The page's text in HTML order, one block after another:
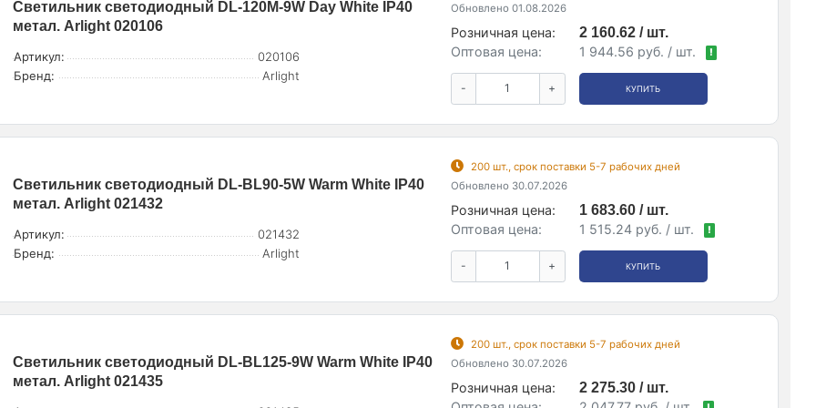
Светильник светодиодный DL-120M-9W Day White IP40
метал. Arlight 020106
Артикул:
020106
Бренд:
Arlight
Обновлено 01.08.2026
Розничная цена:
2 160.62 / шт.
Оптовая цена:
1 944.56 руб. / шт. !
- + КУПИТЬ
Светильник светодиодный DL-BL90-5W Warm White IP40
метал. Arlight 021432
Артикул:
021432
Бренд:
Arlight
200 шт., срок поставки 5-7 рабочих дней
Обновлено 30.07.2026
Розничная цена:
1 683.60 / шт.
Оптовая цена:
1 515.24 руб. / шт. !
- + КУПИТЬ
Светильник светодиодный DL-BL125-9W Warm White IP40
метал. Arlight 021435
200 шт., срок поставки 5-7 рабочих дней
Обновлено 30.07.2026
Розничная цена:
2 275.30 / шт.